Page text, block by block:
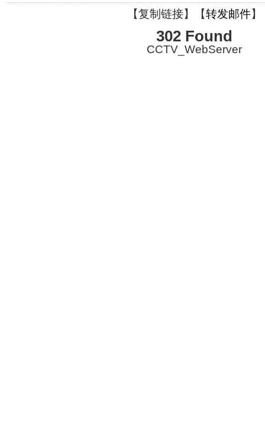
【复制链接】【转发邮件】
302 Found
CCTV_WebServer